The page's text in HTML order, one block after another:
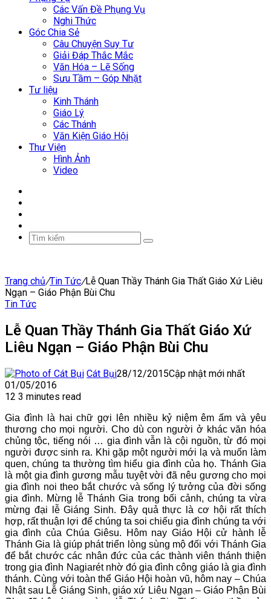
Các Vấn Đề Phụng Vụ
Nghi Thức
Góc Chia Sẻ
Câu Chuyện Suy Tư
Giải Đáp Thắc Mắc
Văn Hóa – Lẽ Sống
Sưu Tầm – Góp Nhặt
Tư liệu
Kinh Thánh
Giáo Lý
Các Thánh
Văn Kiện Giáo Hội
Thư Viện
Hình Ảnh
Video
Tìm
Trang chủ/Tin Tức/Lễ Quan Thầy Thánh Gia Thất Giáo Xứ Liêu
Ngạn – Giáo Phận Bùi Chu
Tin Tức
Lễ Quan Thầy Thánh Gia Thất Giáo Xứ
Liêu Ngạn – Giáo Phận Bùi Chu
Cát Bụi28/12/2015Cập nhật mới nhất
01/05/2016
12 3 minutes read
Gia đình là hai chữ gợi lên nhiều kỷ niệm êm ấm và yêu
thương cho mọi người. Cho dù con người ở khác văn hóa
chủng tộc, tiếng nói … gia đình vẫn là cội nguồn, từ đó mọi
người được sinh ra. Khi gặp một người mới lạ và muốn làm
quen, chúng ta thường tìm hiểu gia đình của họ. Thánh Gia
là một gia đình gương mẫu tuyệt vời đã nêu gương cho mọi
gia đình noi theo bắt chước và sống lý tưởng của đời sống
gia đình. Mừng lễ Thánh Gia trong bối cảnh, chúng ta vừa
mừng đại lễ Giáng Sinh. Đây quả thực là cơ hội rất thích
hợp, rất thuận lợi để chúng ta soi chiếu gia đình chúng ta với
gia đình của Chúa Giêsu. Hôm nay Giáo Hội cử hành lễ
Thánh Gia là giúp phát triển lòng sùng mộ đối với Thánh Gia
để bắt chước các nhân đức của các thành viên thánh thiện
trong gia đình Nagiarét nhờ đó gia đình công giáo là gia đình
thánh. Cùng với toàn thể Giáo Hội hoàn vũ, hôm nay – Chúa
Nhật sau Lễ Giáng Sinh, giáo xứ Liêu Ngạn – Giáo Phận Bùi